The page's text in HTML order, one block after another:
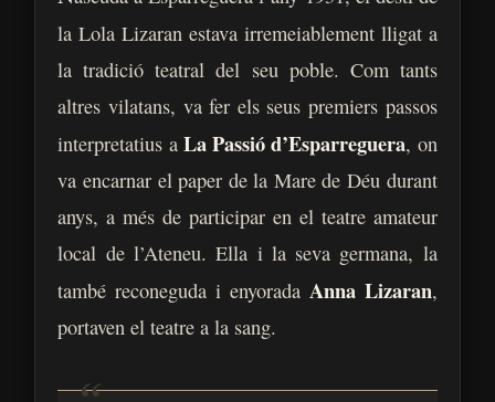
la Lola Lizaran estava irremeiablement lligat a
la tradició teatral del seu poble. Com tants
altres vilatans, va fer els seus premiers passos
interpretatius a La Passió d’Esparreguera, on
va encarnar el paper de la Mare de Déu durant
anys, a més de participar en el teatre amateur
local de l’Ateneu. Ella i la seva germana, la
també reconeguda i enyorada Anna Lizaran,
portaven el teatre a la sang.